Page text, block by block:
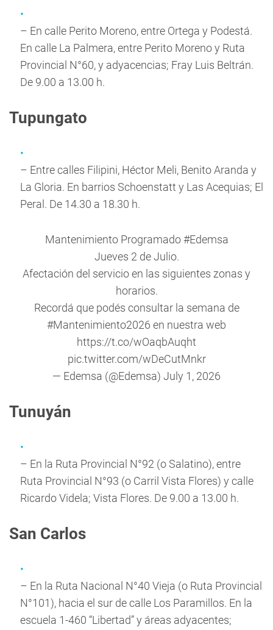
– En calle Perito Moreno, entre Ortega y Podestá.
En calle La Palmera, entre Perito Moreno y Ruta
Provincial N°60, y adyacencias; Fray Luis Beltrán.
De 9.00 a 13.00 h.
Tupungato
– Entre calles Filipini, Héctor Meli, Benito Aranda y
La Gloria. En barrios Schoenstatt y Las Acequias; El
Peral. De 14.30 a 18.30 h.
Mantenimiento Programado#Edemsa
Jueves 2 de Julio.
Afectación del servicio en las siguientes zonas y
horarios.
Recordá que podés consultar la semana de
#Mantenimiento2026 en nuestra web
https://t.co/wOaqbAuqht
pic.twitter.com/wDeCutMnkr
— Edemsa (@Edemsa) July 1, 2026
Tunuyán
– En la Ruta Provincial N°92 (o Salatino), entre
Ruta Provincial N°93 (o Carril Vista Flores) y calle
Ricardo Videla; Vista Flores. De 9.00 a 13.00 h.
San Carlos
– En la Ruta Nacional N°40 Vieja (o Ruta Provincial
N°101), hacia el sur de calle Los Paramillos. En la
escuela 1-460 “Libertad” y áreas adyacentes;